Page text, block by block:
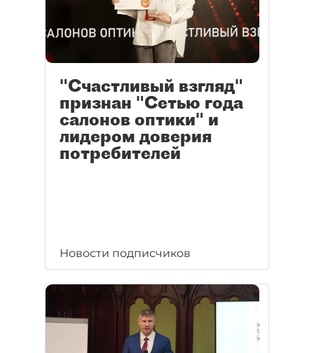
"Счастливый взгляд"
признан "Сетью года
салонов оптики" и
лидером доверия
потребителей
Новости подписчиков